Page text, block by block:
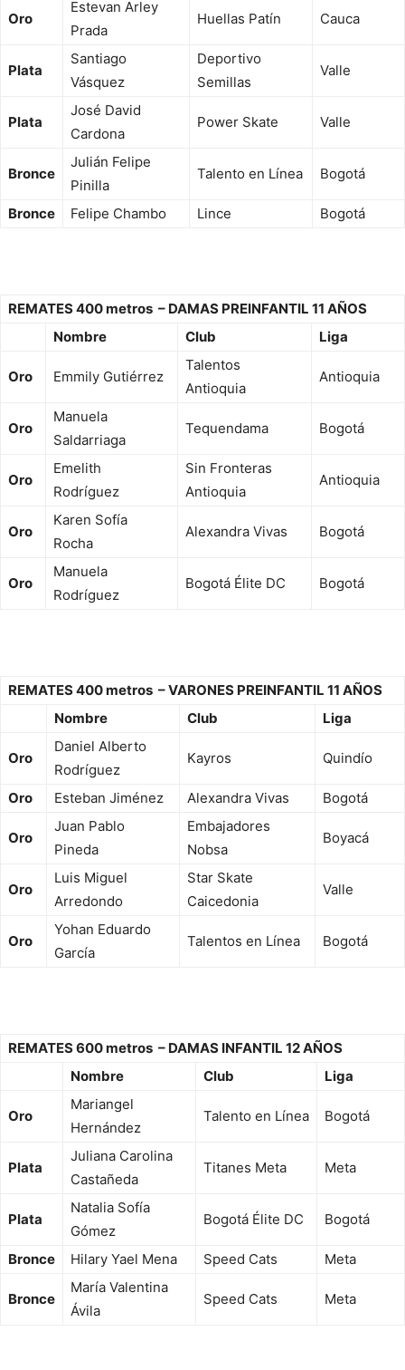
Oro
Estevan Arley
Prada
Huellas Patín Cauca
Plata
Santiago
Vásquez
Deportivo
Semillas
Valle
Plata
José David
Cardona
Power Skate Valle
Bronce
Julián Felipe
Pinilla
Talento en Línea Bogotá
Bronce Felipe Chambo Lince Bogotá
REMATES 400 metros – DAMAS PREINFANTIL 11 AÑOS
Nombre
Club Liga
Oro Emmily Gutiérrez
Talentos
Antioquia
Antioquia
Oro
Manuela
Saldarriaga
Tequendama Bogotá
Oro
Emelith
Rodríguez
Sin Fronteras
Antioquia
Antioquia
Oro
Karen Sofía
Rocha
Alexandra Vivas Bogotá
Oro
Manuela
Rodríguez
Bogotá Élite DC Bogotá
REMATES 400 metros – VARONES PREINFANTIL 11 AÑOS
Nombre
Club Liga
Oro
Daniel Alberto
Rodríguez
Kayros Quindío
Oro Esteban Jiménez Alexandra Vivas Bogotá
Oro
Juan Pablo
Pineda
Embajadores
Nobsa
Boyacá
Oro
Luis Miguel
Arredondo
Star Skate
Caicedonia
Valle
Oro
Yohan Eduardo
García
Talentos en Línea Bogotá
REMATES 600 metros – DAMAS INFANTIL 12 AÑOS
Nombre
Club Liga
Oro
Mariangel
Hernández
Talento en Línea Bogotá
Plata
Juliana Carolina
Castañeda
Titanes Meta Meta
Plata
Natalia Sofía
Gómez
Bogotá Élite DC Bogotá
Bronce Hilary Yael Mena Speed Cats Meta
Bronce
María Valentina
Ávila
Speed Cats Meta